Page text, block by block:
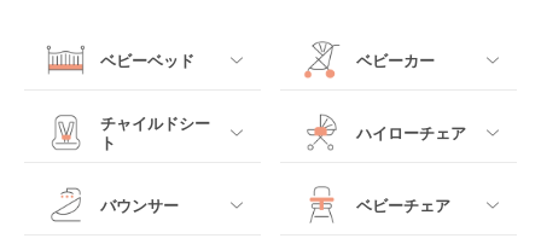
ベビーベッド
すべて
レギュラーサイズベビ
ベビーカー
すべて
チャイルドシー
ト
すべて
ハイローチェア
すべて
バウンサー ベビーチェア